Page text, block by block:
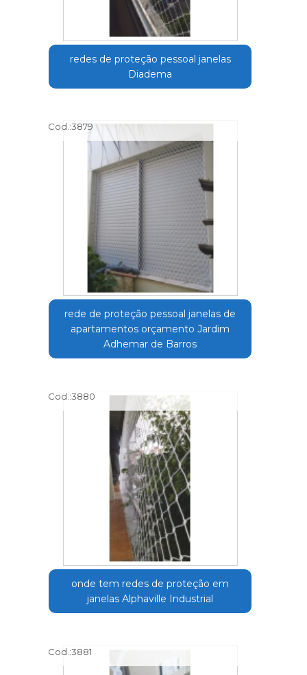
redes de proteção pessoal janelas
Diadema
Cod.:3879
rede de proteção pessoal janelas de
apartamentos orçamento Jardim
Adhemar de Barros
Cod.:3880
onde tem redes de proteção em
janelas Alphaville Industrial
Cod.:3881